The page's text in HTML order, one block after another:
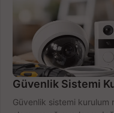
Güvenlik Sistemi
Güvenlik sistemi kurulum